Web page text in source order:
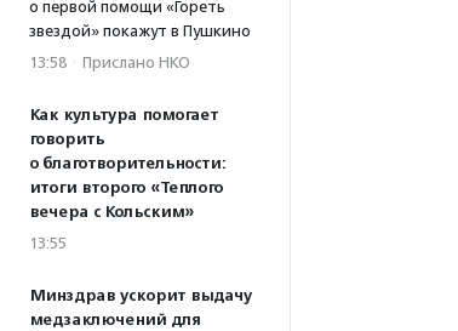
о первой помощи «Гореть
звездой» покажут в Пушкино
13:58 · Прислано НКО
Как культура помогает
говорить
о благотворительности:
итоги второго «Теплого
вечера с Кольским»
13:55
Минздрав ускорит выдачу
медзаключений для